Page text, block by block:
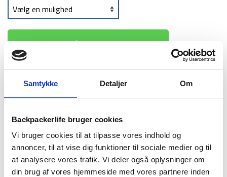
Samtykke Detaljer Om
Backpackerlife bruger cookies
Vi bruger cookies til at tilpasse vores indhold og
annoncer, til at vise dig funktioner til sociale medier og til
at analysere vores trafik. Vi deler også oplysninger om
din brug af vores hjemmeside med vores partnere inden
TILFØJ TIL KURV
1-2 dages
levering
Fri fragt over
100 dages
BESKRIVELSE
YDERLIGERE INFORMATION